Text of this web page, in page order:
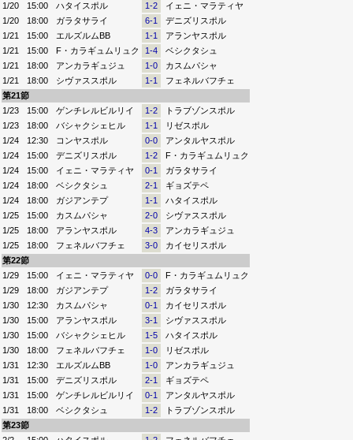
1/20
15:00 ハタイスポル 1-2
イェニ・マラティヤ
1/20
18:00 ガラタサライ 6-1
デニズリスポル
1/21
15:00 エルズルムBB 1-1
アランヤスポル
1/21
15:00 F・カラギュムリュク 1-4
ベシクタシュ
1/21
18:00 アンカラギュジュ 1-0
カスムパシャ
1/21
18:00 シヴァススポル 1-1
フェネルバフチェ
第21節
1/23
15:00 ゲンチレルビルリイ 1-2
トラブゾンスポル
1/23
18:00 バシャクシェヒル 1-1
リゼスポル
1/24
12:30 コンヤスポル 0-0
アンタルヤスポル
1/24
15:00 デニズリスポル 1-2
F・カラギュムリュク
1/24
15:00 イェニ・マラティヤ 0-1
ガラタサライ
1/24
18:00 ベシクタシュ 2-1
ギョズテペ
1/24
18:00 ガジアンテプ 1-1
ハタイスポル
1/25
15:00 カスムパシャ 2-0
シヴァススポル
1/25
18:00 アランヤスポル 4-3
アンカラギュジュ
1/25
18:00 フェネルバフチェ 3-0
カイセリスポル
第22節
1/29
15:00 イェニ・マラティヤ 0-0
F・カラギュムリュク
1/29
18:00 ガジアンテプ 1-2
ガラタサライ
1/30
12:30 カスムパシャ 0-1
カイセリスポル
1/30
15:00 アランヤスポル 3-1
シヴァススポル
1/30
15:00 バシャクシェヒル 1-5
ハタイスポル
1/30
18:00 フェネルバフチェ 1-0
リゼスポル
1/31
12:30 エルズルムBB 1-0
アンカラギュジュ
1/31
15:00 デニズリスポル 2-1
ギョズテペ
1/31
15:00 ゲンチレルビルリイ 0-1
アンタルヤスポル
1/31
18:00 ベシクタシュ 1-2
トラブゾンスポル
第23節